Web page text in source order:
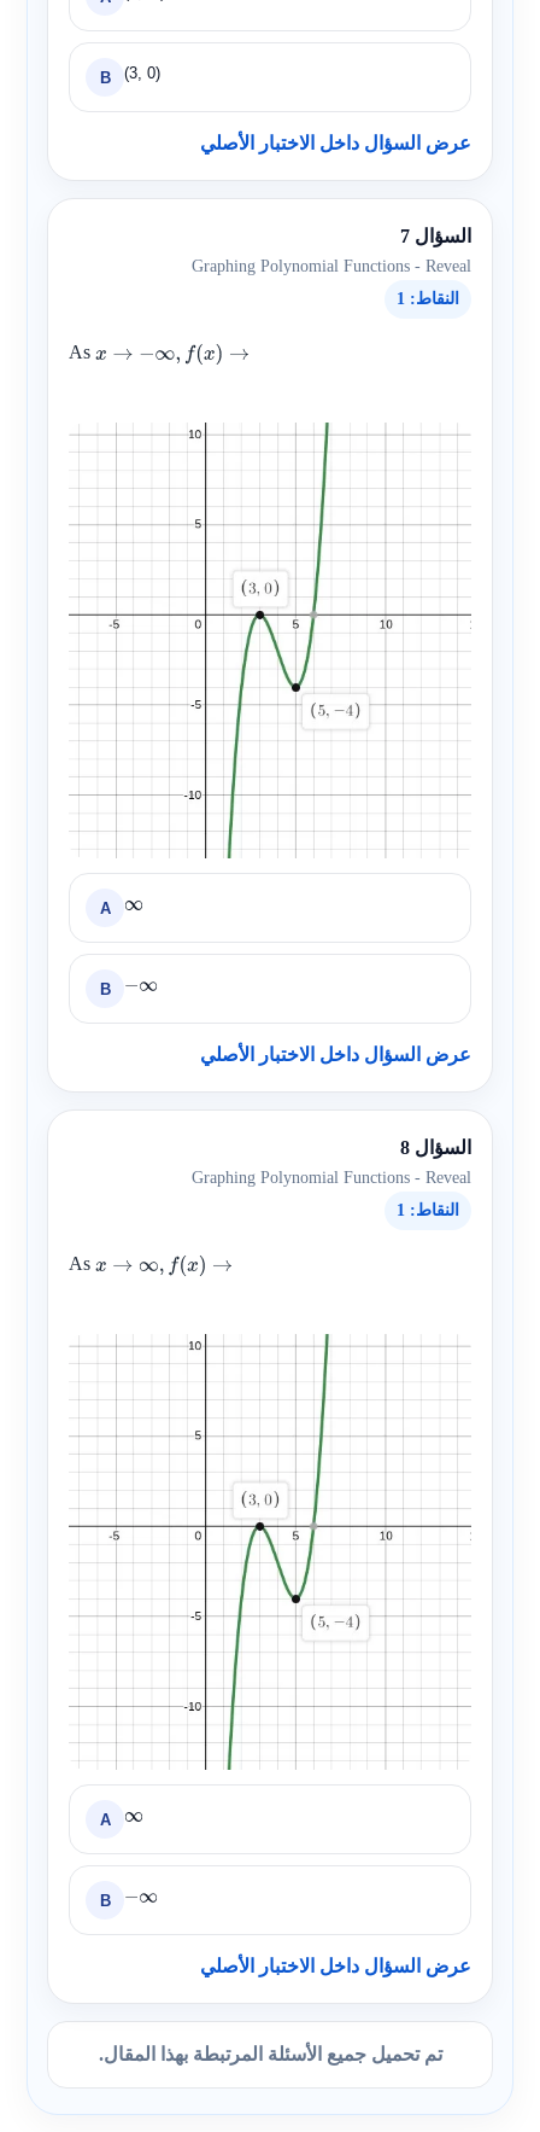
B (3, 0)
عرض السؤال داخل الاختبار الأصلي
السؤال 7
Graphing Polynomial Functions - Reveal
النقاط: 1
Asx →− ∞,f(x) →
A ∞
B −∞
عرض السؤال داخل الاختبار الأصلي
السؤال 8
Graphing Polynomial Functions - Reveal
النقاط: 1
Asx →∞ ,f(x )→
A ∞
B −∞
عرض السؤال داخل الاختبار الأصلي
تم تحميل جميع الأسئلة المرتبطة بهذا المقال.